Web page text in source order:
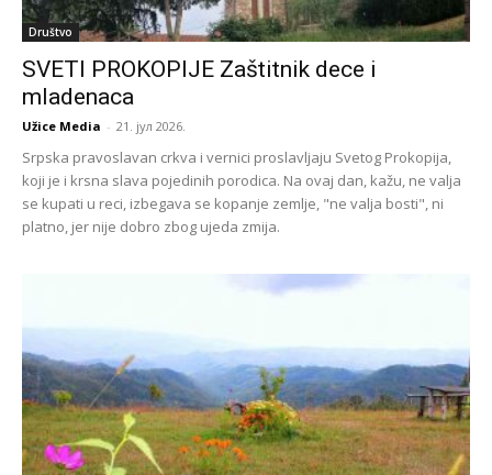
Društvo
SVETI PROKOPIJE Zaštitnik dece i
mladenaca
Užice Media - 21. јул 2026.
Srpska pravoslavan crkva i vernici proslavljaju Svetog Prokopija,
koji je i krsna slava pojedinih porodica. Na ovaj dan, kažu, ne valja
se kupati u reci, izbegava se kopanje zemlje, "ne valja bosti", ni
platno, jer nije dobro zbog ujeda zmija.